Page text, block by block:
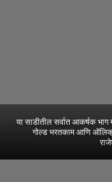
या साडीतील सर्वात आकर्षक भाग
गोल्ड भरतकाम आणि ऑलिव्ह